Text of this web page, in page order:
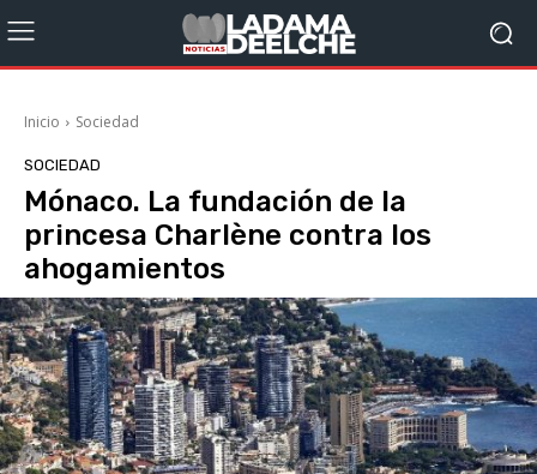
Inicio Sociedad
SOCIEDAD
Mónaco. La fundación de la
princesa Charlène contra los
ahogamientos